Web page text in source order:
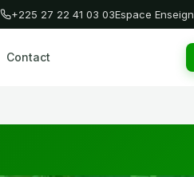
+225 27 22 41 03 03Espace
Contact